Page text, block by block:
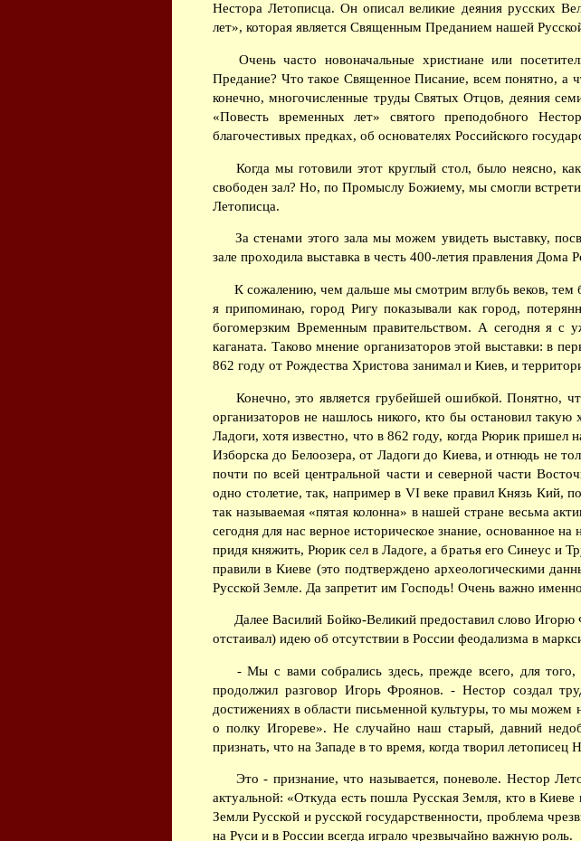
Нестора Летописца. Он описал великие деяния русских
лет», которая является Священным Преданием нашей
Очень часто новоначальные христиане или
Предание? Что такое Священное Писание, всем понятно, а
конечно, многочисленные труды Святых Отцов, деяния
«Повесть временных лет» святого преподобного
благочестивых предках, об основателях Российского
Когда мы готовили этот круглый стол, было неясно,
свободен зал? Но, по Промыслу Божиему, мы смогли
Летописца.
За стенами этого зала мы можем увидеть выставку,
зале проходила выставка в честь 400-летия правления Дома
К сожалению, чем дальше мы смотрим вглубь веков,
я припоминаю, город Ригу показывали как город,
богомерзким Временным правительством. А сегодня я с
каганата. Таково мнение организаторов этой выставки: в
862 году от Рождества Христова занимал и Киев, и
Конечно, это является грубейшей ошибкой. Понятно,
организаторов не нашлось никого, кто бы остановил
Ладоги, хотя известно, что в 862 году, когда Рюрик пришел
Изборска до Белоозера, от Ладоги до Киева, и отнюдь не
почти по всей центральной части и северной части
одно столетие, так, например в VI веке правил Князь Кий,
так называемая «пятая колонна» в нашей стране весьма
сегодня для нас верное историческое знание, основанное
придя княжить, Рюрик сел в Ладоге, а братья его Синеус и
правили в Киеве (это подтверждено археологическими
Русской Земле. Да запретит им Господь! Очень важно
Далее Василий Бойко-Великий предоставил слово
отстаивал) идею об отсутствии в России феодализма в
- Мы с вами собрались здесь, прежде всего, для
продолжил разговор Игорь Фроянов. - Нестор создал
достижениях в области письменной культуры, то мы можем
о полку Игореве». Не случайно наш старый, давний
признать, что на Западе в то время, когда творил
Это - признание, что называется, поневоле. Нестор
актуальной: «Откуда есть пошла Русская Земля, кто в
Земли Русской и русской государственности, проблема
на Руси и в России всегда играло чрезвычайно важную роль.